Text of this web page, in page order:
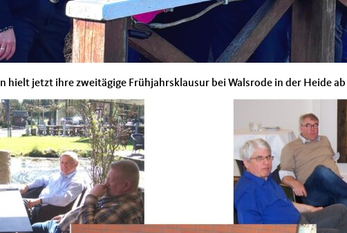
hielt jetzt ihre zweitägige Frühjahrsklausur bei Walsrode in der Heide